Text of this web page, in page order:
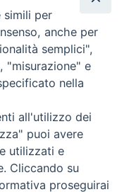
pubblici all'editoria.
Italiana Settimanali Cattolici)
accettando il Codice
Commerciale.
il Tribunale di Padova
registro periodici.
simili per
anche per
semplici",
"misurazione" e
nella
all'utilizzo dei
puoi avere
utilizzati e
Cliccando su
proseguirai